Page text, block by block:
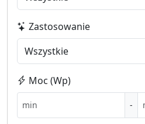
Zastosowanie
Moc (Wp)
-